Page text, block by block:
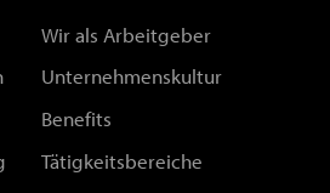
Wir als Arbeitgeber
Unternehmenskultur
Benefits
Tätigkeitsbereiche